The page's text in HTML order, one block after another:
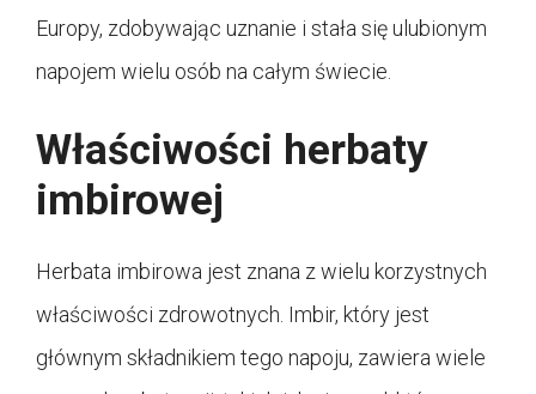
Europy, zdobywając uznanie i stała się ulubionym
napojem wielu osób na całym świecie.
Właściwości herbaty
imbirowej
Herbata imbirowa jest znana z wielu korzystnych
właściwości zdrowotnych. Imbir, który jest
głównym składnikiem tego napoju, zawiera wiele